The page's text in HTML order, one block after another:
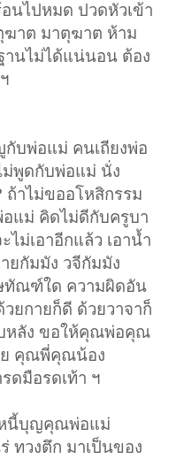
นไปหมด ปวดหัวเข้า
ฆาต มาตุฆาต ห้าม
านไม่ได้แน่นอน ต้อง
บพ่อแม่ คนเถียงพ่อ
พูดกับพ่อแม่ นั่ง
ถ้าไม่ขออโหสิกรรม
แม่ คิดไม่ดีกับครูบา
ม่เอาอีกแล้ว เอาน้ำ
ยกัมมัง วจีกัมมัง
ทัณฑ์ใด ความผิดอัน
ยกายก็ดี ด้วยวาจาก็
หลัง ขอให้คุณพ่อคุณ
คุณพี่คุณน้อง
ดมือรดเท้า ฯ
หนี้บุญคุณพ่อแม่
ทวงตึก มาเป็นของ